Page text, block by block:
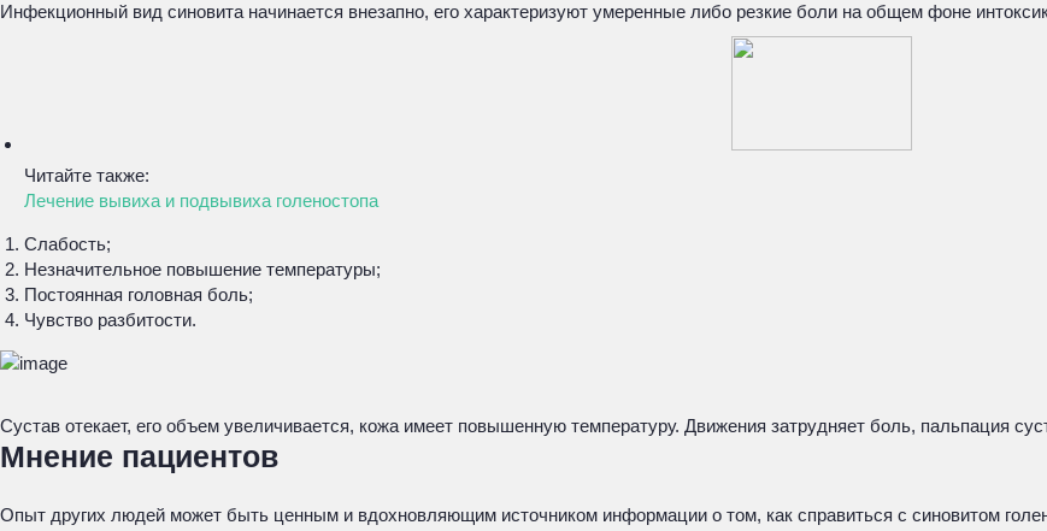
Инфекционный вид синовита начинается внезапно, его характеризуют умеренные либо резкие боли на общем фоне
Читайте также:
Лечение вывиха и подвывиха голеностопа
Слабость;
Незначительное повышение температуры;
Постоянная головная боль;
Чувство разбитости.
Сустав отекает, его объем увеличивается, кожа имеет повышенную температуру. Движения затрудняет боль, пальпация
Мнение пациентов
Опыт других людей может быть ценным и вдохновляющим источником информации о том, как справиться с синовитом